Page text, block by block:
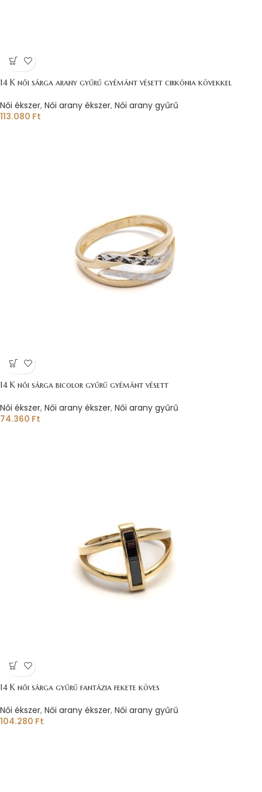
14 K női sárga arany gyűrű gyémánt vésett cirkónia kövekkel
Női ékszer, Női arany ékszer, Női arany gyűrű
113.080 Ft
14 K női sárga bicolor gyűrű gyémánt vésett
Női ékszer, Női arany ékszer, Női arany gyűrű
74.360 Ft
14 K női sárga gyűrű fantázia fekete köves
Női ékszer, Női arany ékszer, Női arany gyűrű
104.280 Ft